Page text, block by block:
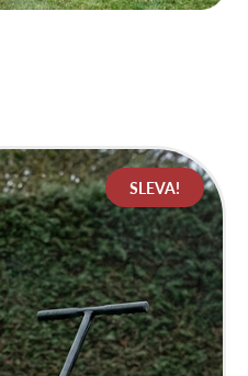
SLEVA!